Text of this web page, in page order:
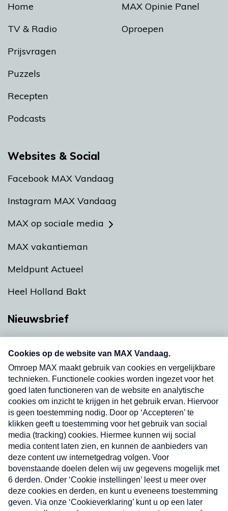
Home
TV & Radio
Prijsvragen
Puzzels
Recepten
Podcasts
MAX Opinie Panel
Oproepen
Websites & Social
Facebook MAX Vandaag
Instagram MAX Vandaag
MAX op sociale media
MAX vakantieman
Meldpunt Actueel
Heel Holland Bakt
Nieuwsbrief
nieuwsbrief. Elke vrijdag- en dinsdagochtend in
uw mailbox.
Verzend
Nieuwsbrief